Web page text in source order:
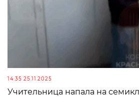
14:35 25.11.2025
Учительница напала на